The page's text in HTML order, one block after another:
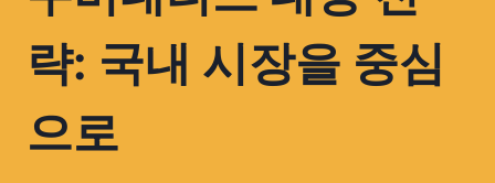
략: 국내 시장을 중심
으로